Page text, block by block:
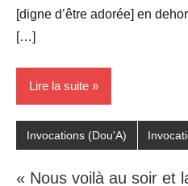
[digne d’être adorée] en
[…]
Lire la suite
Invocations (Dou'A)
« Nous voilà au soir et